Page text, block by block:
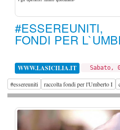
FONDI PER
WWW.LASICILIA.IT Sabato,
#essereuniti raccolta fondi per l'Umberto I